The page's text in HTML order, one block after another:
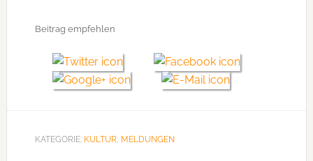
Beitrag empfehlen
KATEGORIE: KULTUR, MELDUNGEN